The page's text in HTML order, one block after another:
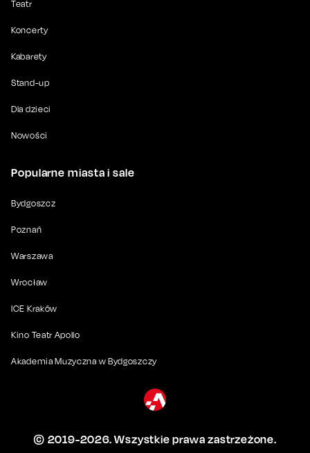
Teatr
Koncerty
Kabarety
Stand-up
Dla dzieci
Nowości
Popularne miasta i sale
Bydgoszcz
Poznań
Warszawa
Wrocław
ICE Kraków
Kino Teatr Apollo
Akademia Muzyczna w Bydgoszczy
© 2019-2026. Wszystkie prawa zastrzeżone.